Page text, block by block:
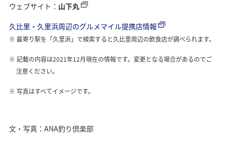
ウェブサイト： 山下丸
久比里・久里浜周辺のグルメマイル提携店情報
最寄り駅を「久里浜」で検索すると久比里周辺の飲食店が調べられます。
記載の内容は2021年12月現在の情報です。変更となる場合があるのでご
注意ください。
写真はすべてイメージです。
文・写真：ANA釣り倶楽部